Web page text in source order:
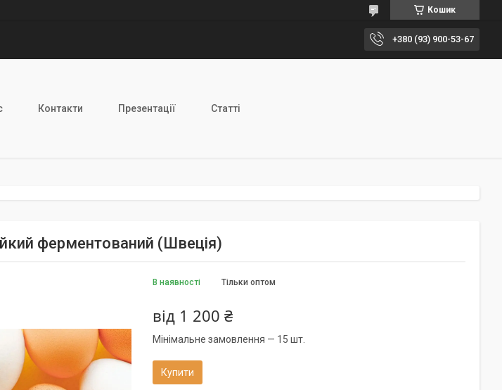
Кошик
+380 (93) 900-53-67
Контакти Презентації Статті
ферментований (Швеція)
В наявності Тільки оптом
від 1 200 ₴
Мінімальне замовлення — 15 шт.
Купити